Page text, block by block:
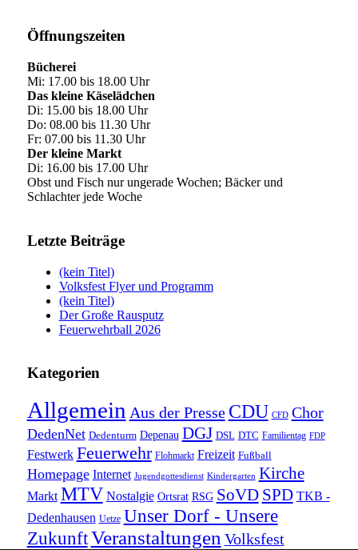
Öffnungszeiten
Bücherei
Mi: 17.00 bis 18.00 Uhr
Das kleine Käselädchen
Di: 15.00 bis 18.00 Uhr
Do: 08.00 bis 11.30 Uhr
Fr: 07.00 bis 11.30 Uhr
Der kleine Markt
Di: 16.00 bis 17.00 Uhr
Obst und Fisch nur ungerade Wochen; Bäcker und
Schlachter jede Woche
Letzte Beiträge
(kein Titel)
Volksfest Flyer und Programm
(kein Titel)
Der Große Rausputz
Feuerwehrball 2026
Kategorien
Allgemein Aus der Presse CDU CFD Chor
DedenNet Dedenturm Depenau DGJ DSL DTC Familientag FDP
Festwerk Feuerwehr Flohmarkt Freizeit Fußball
Homepage Internet Jugendgottesdienst Kindergarten Kirche
Markt MTV Nostalgie Ortsrat RSG SoVD SPD TKB -
Dedenhausen Uetze Unser Dorf - Unsere
ZukunftVeranstaltungen Volksfest